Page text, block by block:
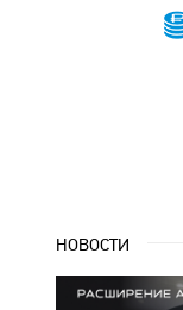
НОВОСТИ